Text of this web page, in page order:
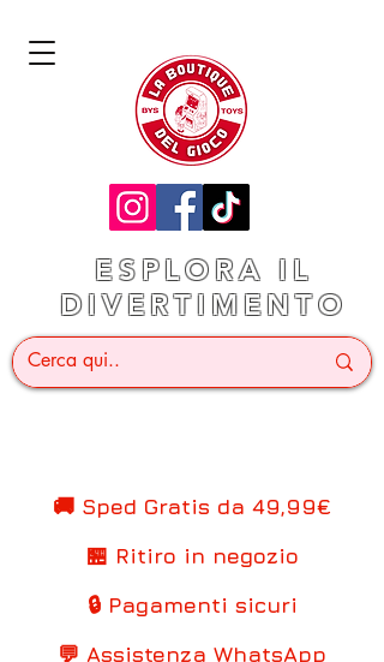
ESPLORA IL
DIVERTIMENTO
🚚 Sped Gratis da 49,99€
🏪 Ritiro in negozio
🔒 Pagamenti sicuri
💬 Assistenza WhatsApp